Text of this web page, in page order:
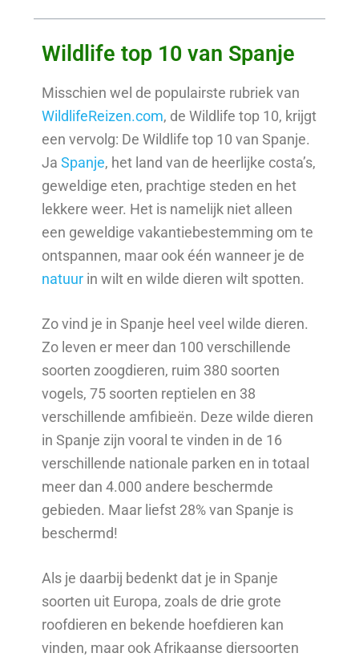
Wildlife top 10 van Spanje
Misschien wel de populairste rubriek van
WildlifeReizen.com, de Wildlife top 10, krijgt
een vervolg: De Wildlife top 10 van Spanje.
JaSpanje, het land van de heerlijke costa’s,
geweldige eten, prachtige steden en het
lekkere weer. Het is namelijk niet alleen
een geweldige vakantiebestemming om te
ontspannen, maar ook één wanneer je de
natuur in wilt en wilde dieren wilt spotten.
Zo vind je in Spanje heel veel wilde dieren.
Zo leven er meer dan 100 verschillende
soorten zoogdieren, ruim 380 soorten
vogels, 75 soorten reptielen en 38
verschillende amfibieën. Deze wilde dieren
in Spanje zijn vooral te vinden in de 16
verschillende nationale parken en in totaal
meer dan 4.000 andere beschermde
gebieden. Maar liefst 28% van Spanje is
beschermd!
Als je daarbij bedenkt dat je in Spanje
soorten uit Europa, zoals de drie grote
roofdieren en bekende hoefdieren kan
vinden, maar ook Afrikaanse diersoorten